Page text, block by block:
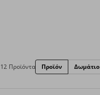
12 Προϊόντα Προϊόν Δωμάτιο